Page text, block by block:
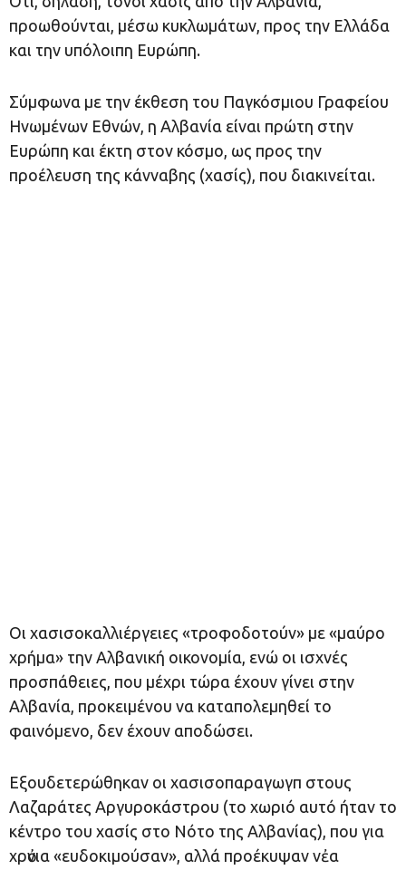
προωθούνται, μέσω κυκλωμάτων, προς την Ελλάδα
και την υπόλοιπη Ευρώπη.
Σύμφωνα με την έκθεση του Παγκόσμιου Γραφείου
Ηνωμένων Εθνών, η Αλβανία είναι πρώτη στην
Ευρώπη και έκτη στον κόσμο, ως προς την
προέλευση της κάνναβης (χασίς), που διακινείται.
Οι χασισοκαλλιέργειες «τροφοδοτούν» με «μαύρο
χρήμα» την Αλβανική οικονομία, ενώ οι ισχνές
προσπάθειες, που μέχρι τώρα έχουν γίνει στην
Αλβανία, προκειμένου να καταπολεμηθεί το
φαινόμενο, δεν έχουν αποδώσει.
Εξουδετερώθηκαν οι χασισοπαραγωγπ στους
Λαζαράτες Αργυροκάστρου (το χωριό αυτό ήταν το
κέντρο του χασίς στο Νότο της Αλβανίας), που για
χρὀνια «ευδοκιμούσαν», αλλά προέκυψαν νἐα